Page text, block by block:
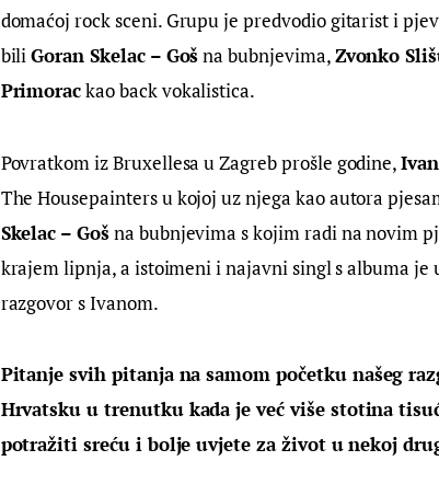
domaćoj rock sceni. Grupu je predvodio gitarist i
bili Goran Skelac – Goš na bubnjevima, Zvonko
Primorac kao back vokalistica.
Povratkom iz Bruxellesa u Zagreb prošle godine,
The Housepainters u kojoj uz njega kao autora
Skelac – Goš na bubnjevima s kojim radi na novim
krajem lipnja, a istoimeni i najavni singl s albuma je
razgovor s Ivanom.
Pitanje svih pitanja na samom početku našeg
Hrvatsku u trenutku kada je već više stotina
potražiti sreću i bolje uvjete za život u nekoj